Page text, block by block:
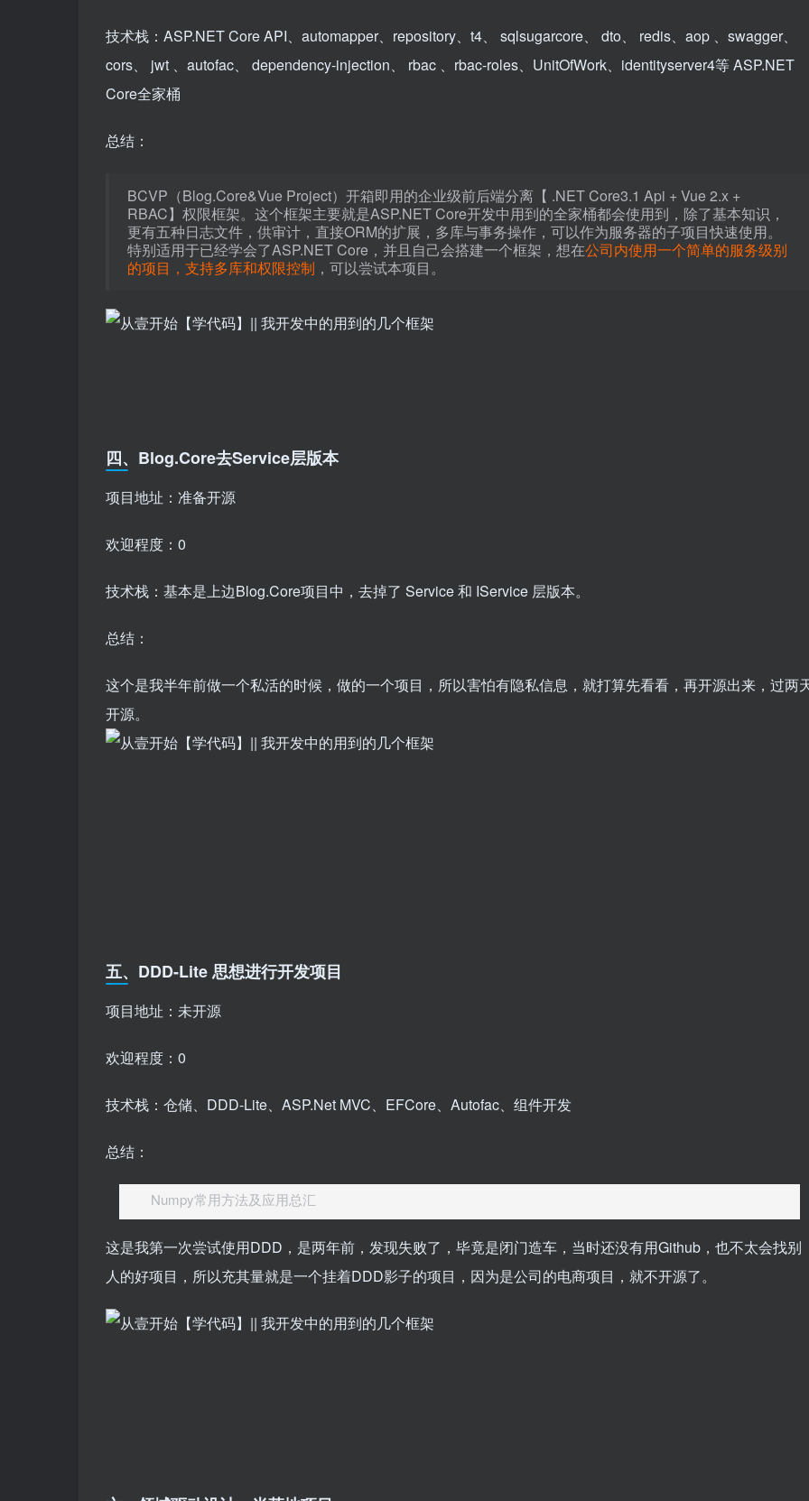
技术栈：ASP.NET Core API、automapper、repository、t4、 sqlsugarcore、 dto、 redis、aop 、swagger、
cors、 jwt 、autofac、 dependency-injection、 rbac 、rbac-roles、UnitOfWork、identityserver4等 ASP.NET
Core全家桶
总结：
BCVP（Blog.Core&Vue Project）开箱即用的企业级前后端分离【 .NET Core3.1 Api + Vue 2.x +
RBAC】权限框架。这个框架主要就是ASP.NET Core开发中用到的全家桶都会使用到，除了基本知识，
更有五种日志文件，供审计，直接ORM的扩展，多库与事务操作，可以作为服务器的子项目快速使用。
特别适用于已经学会了ASP.NET Core，并且自己会搭建一个框架，想在公司内使用一个简单的服务级别
的项目，支持多库和权限控制 ，可以尝试本项目。
四、Blog.Core去Service层版本
项目地址：准备开源
欢迎程度：0
技术栈：基本是上边Blog.Core项目中，去掉了 Service 和 IService 层版本。
总结：
这个是我半年前做一个私活的时候，做的一个项目，所以害怕有隐私信息，就打算先看看，再开源出来，过两
开源。
五、DDD-Lite 思想进行开发项目
项目地址：未开源
欢迎程度：0
技术栈：仓储、DDD-Lite、ASP.Net MVC、EFCore、Autofac、组件开发
总结：
Numpy常用方法及应用总汇
这是我第一次尝试使用DDD，是两年前，发现失败了，毕竟是闭门造车，当时还没有用Github，也不太会找别
人的好项目，所以充其量就是一个挂着DDD影子的项目，因为是公司的电商项目，就不开源了。